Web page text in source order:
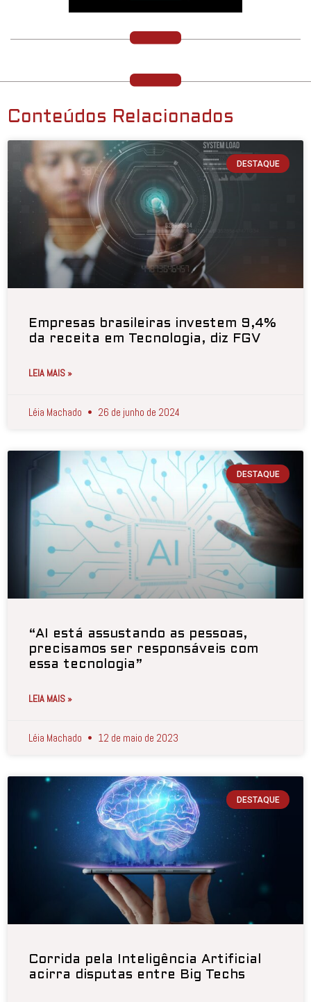
Conteúdos Relacionados
DESTAQUE
Empresas brasileiras investem 9,4%
da receita em Tecnologia, diz FGV
LEIA MAIS »
Léia Machado 26 de junho de 2024
DESTAQUE
“AI está assustando as pessoas,
precisamos ser responsáveis com
essa tecnologia”
LEIA MAIS »
Léia Machado 12 de maio de 2023
DESTAQUE
Corrida pela Inteligência Artificial
acirra disputas entre Big Techs